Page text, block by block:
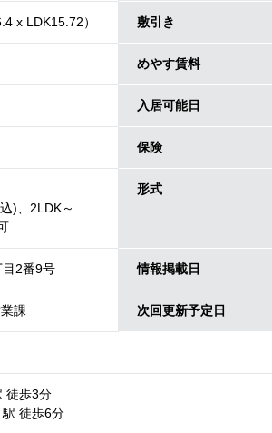
x LDK15.72） 敷引き
めやす賃料
入居可能日
保険
)、2LDK～
形式
2番9号 情報掲載日
課 次回更新予定日
徒歩3分
徒歩6分